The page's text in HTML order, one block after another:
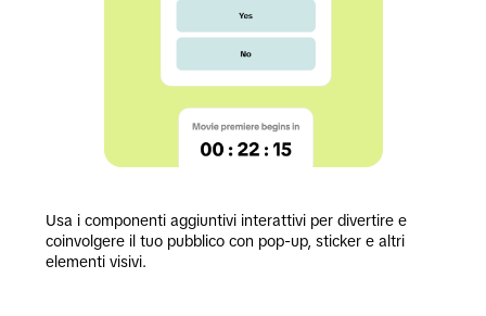
Usa i componenti aggiuntivi interattivi per divertire e
coinvolgere il tuo pubblico con pop-up, sticker e altri
elementi visivi.